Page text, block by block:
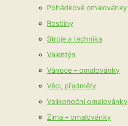
Pohádkové omalovánky
Rostliny
Stroje a technika
Valentýn
Vánoce – omalovánky
Věci, předměty
Velikonoční omalovánky
Zima – omalovánky